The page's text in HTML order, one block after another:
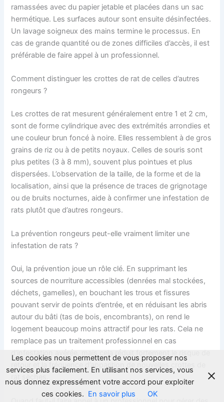
ramassées avec du papier jetable et placées dans un sac
hermétique. Les surfaces autour sont ensuite désinfectées.
Un lavage soigneux des mains termine le processus. En
cas de grande quantité ou de zones difficiles d’accès, il est
préférable de faire appel à un professionnel.
Comment distinguer les crottes de rat de celles d’autres
rongeurs ?
Les crottes de rat mesurent généralement entre 1 et 2 cm,
sont de forme cylindrique avec des extrémités arrondies et
une couleur brun foncé à noire. Elles ressemblent à de gros
grains de riz ou à de petits noyaux. Celles de souris sont
plus petites (3 à 8 mm), souvent plus pointues et plus
dispersées. L’observation de la taille, de la forme et de la
localisation, ainsi que la présence de traces de grignotage
ou de bruits nocturnes, aide à confirmer une infestation de
rats plutôt que d’autres rongeurs.
La prévention rongeurs peut-elle vraiment limiter une
infestation de rats ?
Oui, la prévention joue un rôle clé. En supprimant les
sources de nourriture accessibles (denrées mal stockées,
déchets, gamelles), en bouchant les trous et fissures
pouvant servir de points d’entrée, et en réduisant les abris
autour du bâti (tas de bois, encombrants), on rend le
logement beaucoup moins attractif pour les rats. Cela ne
remplace pas un traitement professionnel en cas
d’infestation avérée, mais cela réduit fortement le risque de
retour et la fréquence d’apparition de nouvelles crottes de
rat sèches.
Les cookies nous permettent de vous proposer nos
services plus facilement. En utilisant nos services, vous
nous donnez expressément votre accord pour exploiter
ces cookies. En savoir plus OK